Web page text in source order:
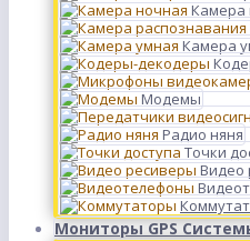
Камера
Камера
Модемы
Радио няня
Точки
Видео
Мониторы GPS